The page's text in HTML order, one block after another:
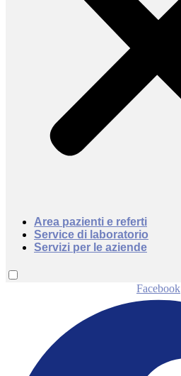
Area pazienti e referti
Service di laboratorio
Servizi per le aziende
Facebook